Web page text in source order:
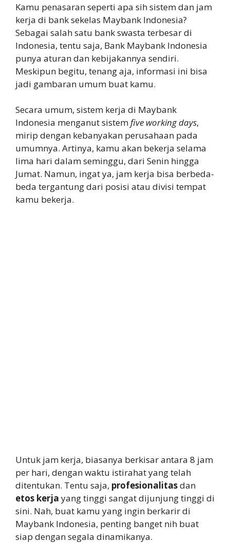
Kamu penasaran seperti apa sih sistem dan jam
kerja di bank sekelas Maybank Indonesia?
Sebagai salah satu bank swasta terbesar di
Indonesia, tentu saja, Bank Maybank Indonesia
punya aturan dan kebijakannya sendiri.
Meskipun begitu, tenang aja, informasi ini bisa
jadi gambaran umum buat kamu.
Secara umum, sistem kerja di Maybank
Indonesia menganut sistemfive working days,
mirip dengan kebanyakan perusahaan pada
umumnya. Artinya, kamu akan bekerja selama
lima hari dalam seminggu, dari Senin hingga
Jumat. Namun, ingat ya, jam kerja bisa berbeda-
beda tergantung dari posisi atau divisi tempat
kamu bekerja.
Untuk jam kerja, biasanya berkisar antara 8 jam
per hari, dengan waktu istirahat yang telah
ditentukan. Tentu saja, profesionalitasdan
etos kerja yang tinggi sangat dijunjung tinggi di
sini. Nah, buat kamu yang ingin berkarir di
Maybank Indonesia, penting banget nih buat
siap dengan segala dinamikanya.